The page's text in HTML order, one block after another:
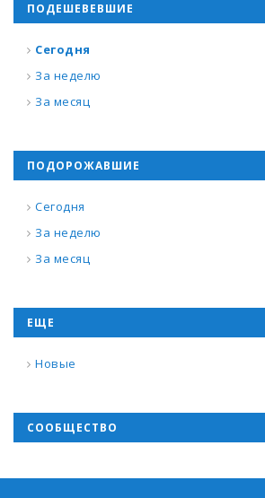
ПОДЕШЕВЕВШИЕ
Сегодня
За неделю
За месяц
ПОДОРОЖАВШИЕ
Сегодня
За неделю
За месяц
ЕЩЕ
Новые
СООБЩЕСТВО